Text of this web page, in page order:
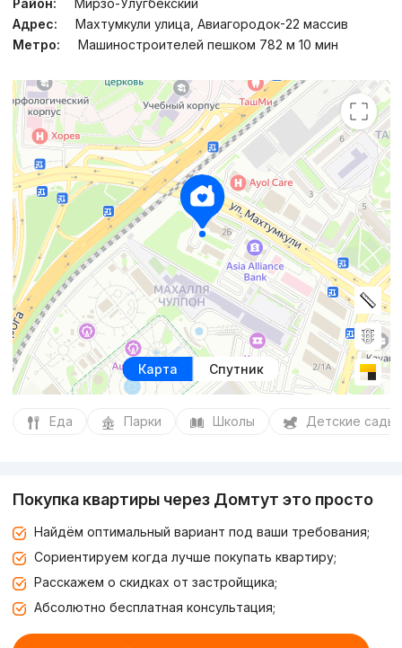
Район:
Мирзо-Улугбекский
Адрес:
Махтумкули улица, Авиагородок-22 массив
Метро:
Машиностроителей пешком 782 м 10 мин
Карта Спутник
Еда Парки Школы Детские сады
Покупка квартиры через Домтут это просто
Найдём оптимальный вариант под ваши требования;
Сориентируем когда лучше покупать квартиру;
Расскажем о скидках от застройщика;
Абсолютно бесплатная консультация;